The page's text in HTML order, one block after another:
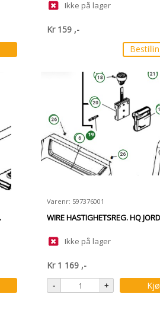
Ikke på lager
Kr 159 ,-
Varenr: 597376001
WIRE HASTIGHETSREG. HQ
Ikke på lager
Kr 1 169 ,-